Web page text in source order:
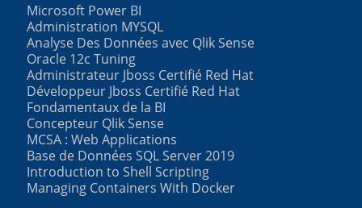
Microsoft Power BI
Administration MYSQL
Analyse Des Données avec Qlik Sense
Oracle 12c Tuning
Administrateur Jboss Certifié Red Hat
Développeur Jboss Certifié Red Hat
Fondamentaux de la BI
Concepteur Qlik Sense
MCSA : Web Applications
Base de Données SQL Server 2019
Introduction to Shell Scripting
Managing Containers With Docker